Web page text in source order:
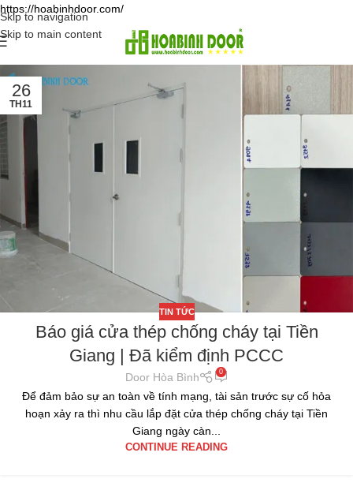
https://hoabinhdoor.com/
Skip to navigation
Skip to main content
26
TH11
TIN TỨC
Báo giá cửa thép chống cháy tại Tiền
Giang | Đã kiểm định PCCC
Door Hòa Bình 0
Để đảm bảo sự an toàn về tính mạng, tài sản trước sự cố hỏa
hoạn xảy ra thì nhu cầu lắp đặt cửa thép chống cháy tại Tiền
Giang ngày càn...
CONTINUE READING